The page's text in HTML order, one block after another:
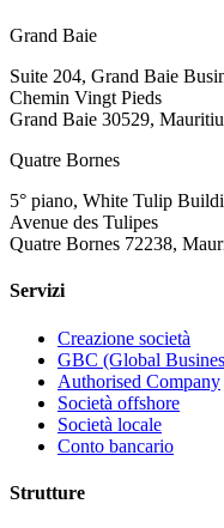
Grand Baie
Suite 204, Grand Baie
Chemin Vingt Pieds
Grand Baie 30529,
Quatre Bornes
5° piano, White Tulip
Avenue des Tulipes
Quatre Bornes 72238,
Servizi
Creazione società
GBC (Global
Authorised Company
Società offshore
Società locale
Conto bancario
Strutture